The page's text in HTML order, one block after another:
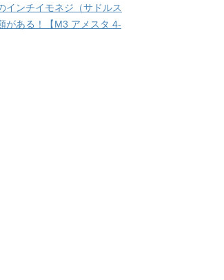
インチイモネジ（サドルス
がある！【M3 アメスタ 4-